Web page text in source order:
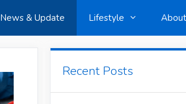
News & Update Lifestyle
Recent Posts